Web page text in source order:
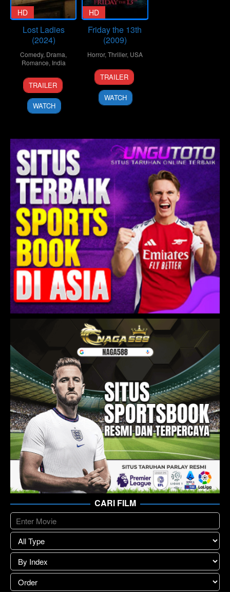
HD
Lost Ladies
(2024)
Comedy, Drama,
Romance, India
1
Mar
2024
Kiran
Rao
TRAILER
WATCH
HD
Friday the 13th
(2009)
Horror, Thriller, USA
11
Feb
2009
Marcus
Nispel
TRAILER
WATCH
CARI FILM